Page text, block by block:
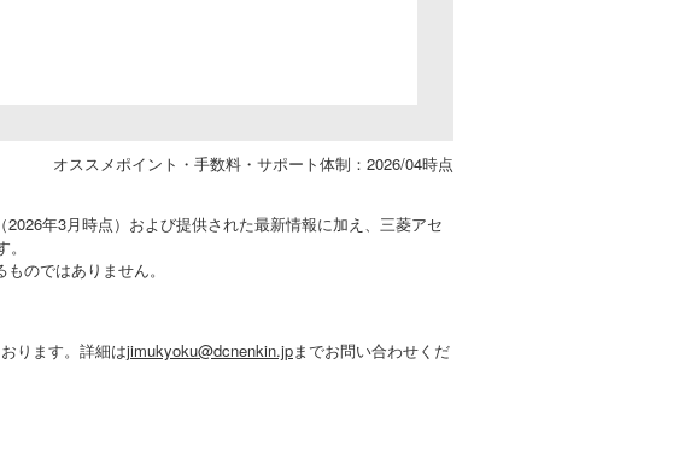
オススメポイント・手数料・サポート体制：2026/04時点
年3月時点）および提供された最新情報に加え、三菱アセ
のではありません。
ります。詳細はjimukyoku@dcnenkin.jpまでお問い合わせくだ